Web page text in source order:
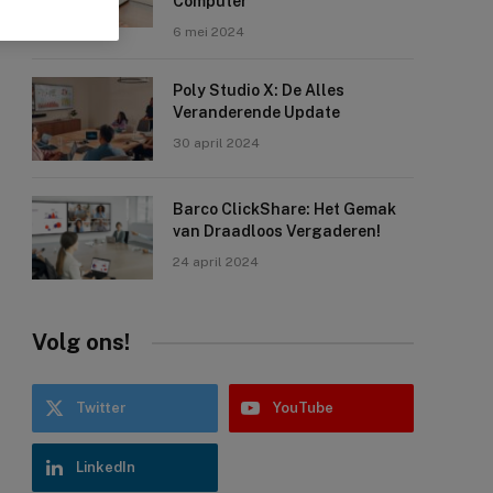
6 mei 2024
Poly Studio X: De Alles
Veranderende Update
30 april 2024
Barco ClickShare: Het Gemak
van Draadloos Vergaderen!
24 april 2024
Volg ons!
Twitter YouTube
LinkedIn